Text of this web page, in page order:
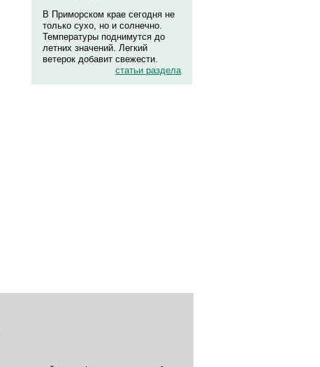
В Приморском крае сегодня не
только сухо, но и солнечно.
Температуры поднимутся до
летних значений. Легкий
ветерок добавит свежести.
статьи раздела